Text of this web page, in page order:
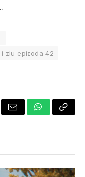
i zlu epizoda 42
Email WhatsApp
Copy